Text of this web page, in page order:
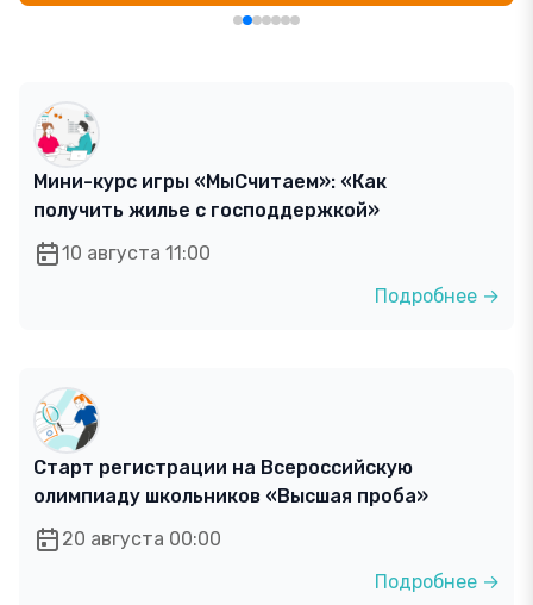
Мини-курс игры «МыСчитаем»: «Как
получить жилье с господдержкой»
10 августа 11:00
Подробнее →
Старт регистрации на Всероссийскую
олимпиаду школьников «Высшая проба»
20 августа 00:00
Подробнее →